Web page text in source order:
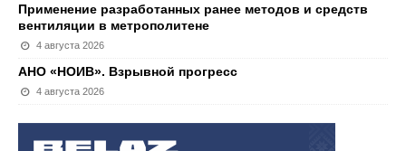
Применение разработанных ранее методов и средств
вентиляции в метрополитене
4 августа 2026
АНО «НОИВ». Взрывной прогресс
4 августа 2026